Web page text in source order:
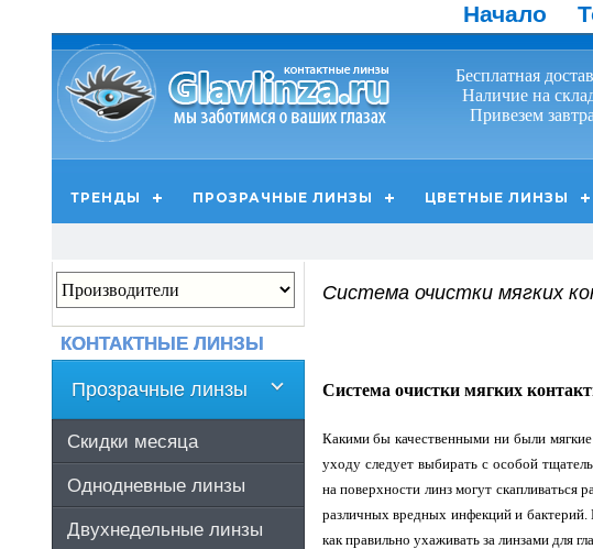
Начало
Бесплатная
Наличие на
Привезем завтра
ТРЕНДЫ ПРОЗРАЧНЫЕ ЛИНЗЫ ЦВЕТНЫЕ ЛИНЗЫ
Система очистки мягких
Система очистки мягких
Какими бы качественными ни были
уходу следует выбирать с особой
на поверхности линз могут скапливаться
различных вредных инфекций и бактерий.
как правильно ухаживать за линзами для
КОНТАКТНЫЕ ЛИНЗЫ
Прозрачные линзы
Скидки месяца
Однодневные линзы
Двухнедельные линзы